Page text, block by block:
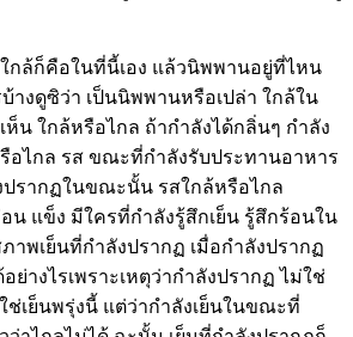
กล้ก็คือในที่นี้เอง แล้วนิพพานอยู่ที่ไหน
างดูซิว่า เป็นนิพพานหรือเปล่า ใกล้ใน
ห็น ใกล้หรือไกล ถ้ากำลังได้กลิ่นๆ กำลัง
อไกล รส ขณะที่กำลังรับประทานอาหาร
ปรากฏในขณะนั้น รสใกล้หรือไกล
น แข็ง มีใครที่กำลังรู้สึกเย็น รู้สึกร้อนใน
พเย็นที่กำลังปรากฏ เมื่อกำลังปรากฏ
ย่างไรเพราะเหตุว่ากำลังปรากฏ ไม่ใช่
ช่เย็นพรุ่งนี้ แต่ว่ากำลังเย็นในขณะที่